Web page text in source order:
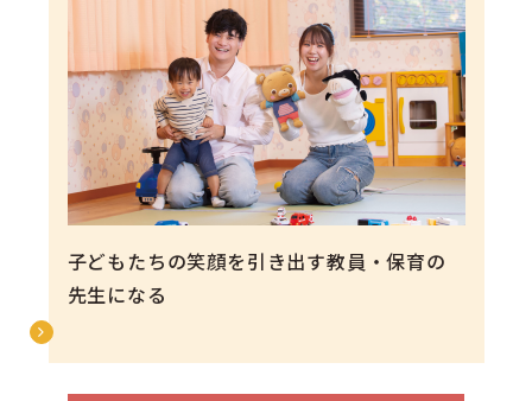
子どもたちの笑顔を引き出す教員・保育の
先生になる